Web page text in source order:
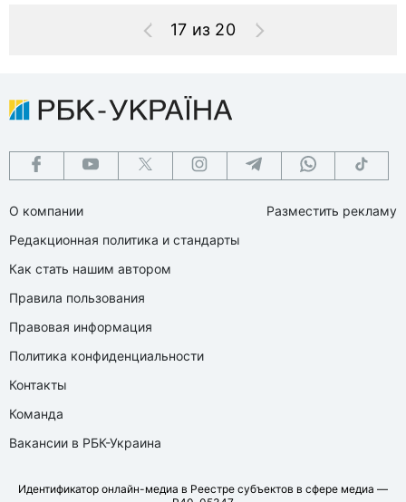
17 из 20
О компании
Редакционная политика и стандарты
Как стать нашим автором
Правила пользования
Правовая информация
Политика конфиденциальности
Контакты
Команда
Вакансии в РБК-Украина
Разместить рекламу
Идентификатор онлайн-медиа в Реестре субъектов в сфере медиа —